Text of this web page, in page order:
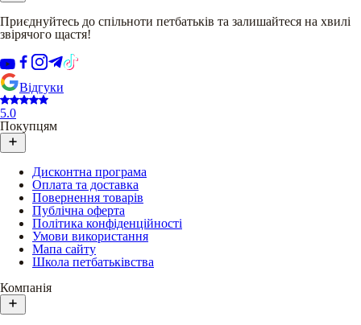
Приєднуйтесь до спільноти петбатьків та залишайтеся на хвилі
звірячого щастя!
Відгуки
5.0
Покупцям
Дисконтна програма
Оплата та доставка
Повернення товарів
Публічна оферта
Політика конфіденційності
Умови використання
Мапа сайту
Школа петбатьківства
Компанія